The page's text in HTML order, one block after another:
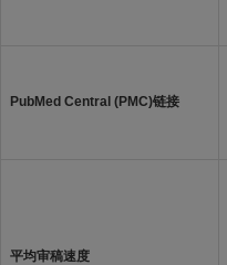
PubMed Central (PMC)链接
平均审稿速度